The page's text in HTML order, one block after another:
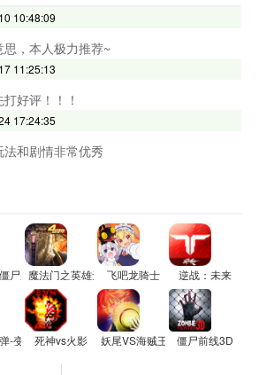
10:48:09
，本人极力推荐~
11:25:13
好评！！！
17:24:35
和剧情非常优秀
尸杂交版（重制版）
魔法门之英雄无敌：王朝
飞吧龙骑士 逆战：未来
-变形机器人英雄
死神vs火影 妖尾VS海贼王 僵尸前线3D